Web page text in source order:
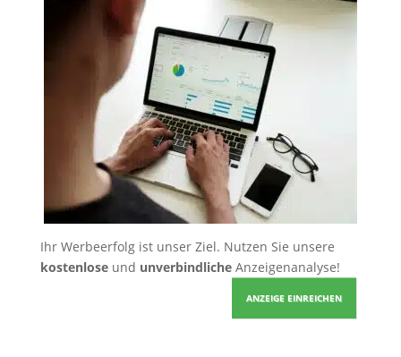
Ihr Werbeerfolg ist unser Ziel. Nutzen Sie unsere
kostenloseund unverbindlicheAnzeigenanalyse!
ANZEIGE EINREICHEN